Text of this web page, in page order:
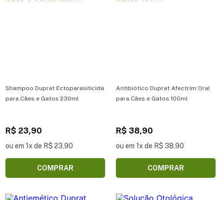
Shampoo Duprat Ectoparasiticida
para Cães e Gatos 230ml
R$ 23,90
ou em 1x de R$ 23,90
COMPRAR
Antibiótico Duprat Afectrim Oral
para Cães e Gatos 100ml
R$ 38,90
ou em 1x de R$ 38,90
COMPRAR